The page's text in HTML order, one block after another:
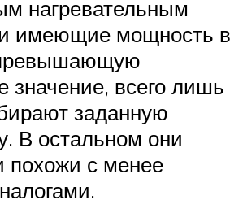
нагревательным
имеющие мощность в
значение, всего лишь
заданную
В остальном они
похожи с менее